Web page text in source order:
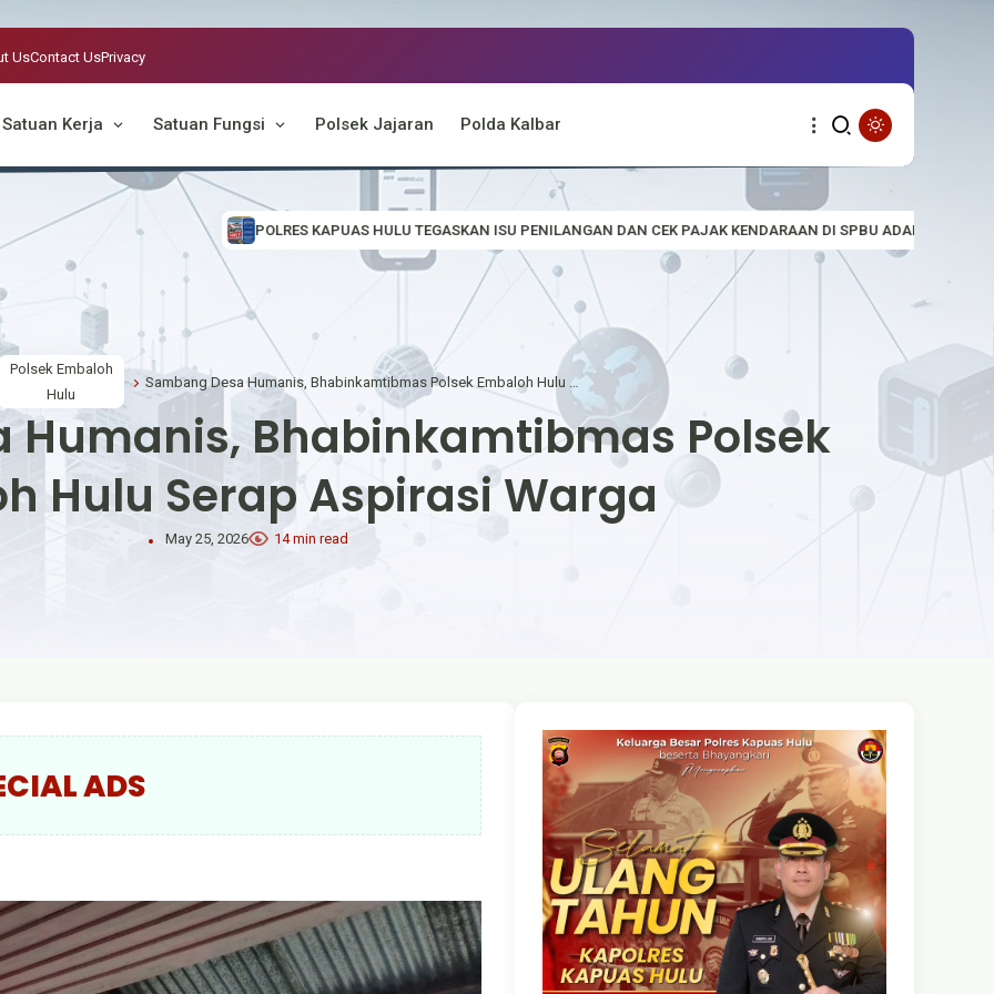
UsContact UsPrivacy
Satuan Kerja Satuan Fungsi Polsek Jajaran Polda Kalbar
POLRES KAPUAS HULU TEGASKAN ISU PENILANGAN DAN CEK PAJAK KENDARAAN DI SPBU ADALAH HOAKS Kibarkan
Polsek Embaloh
Hulu
Sambang Desa Humanis, Bhabinkamtibmas Polsek Embaloh Hulu Serap Aspirasi Warga
Humanis, Bhabinkamtibmas Polsek
Hulu Serap Aspirasi Warga
May 25, 2026 14 min read
ADS